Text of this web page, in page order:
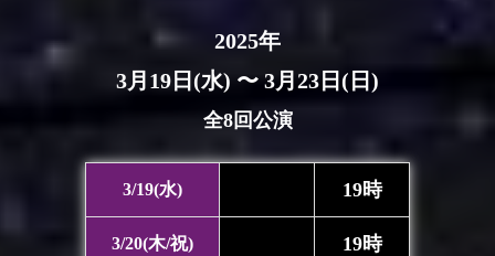
2025年
3月19日(水) 〜 3月23日(日)
全8回公演
3/19(水) 19時
3/20(木/祝) 19時